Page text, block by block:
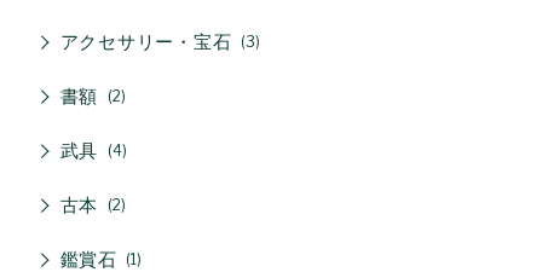
アクセサリー・宝石 3
書額 2
武具 4
古本 2
鑑賞石 1